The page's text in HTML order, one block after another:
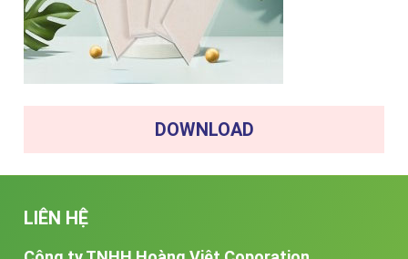
DOWNLOAD
LIÊN HỆ